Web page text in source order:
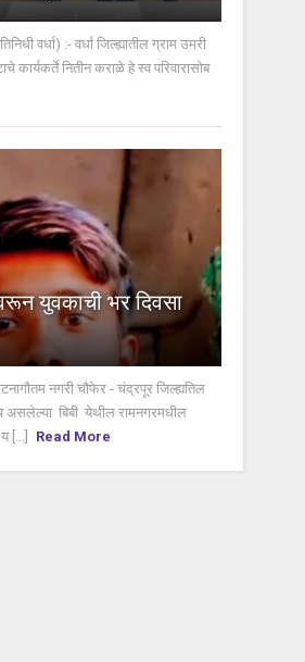
वर्धा) :- वर्धा जिल्ह्यातील ग्राम उमरी
कार्यकर्ते नितीन कराळे हे स्व परिवारासोब
युवकाची भर दिवसा
नगरी चौफेर - चंद्रपूर जिल्ह्यतिल
असलेल्या बिबी येथील रामनगरमधील
[...]
Read More